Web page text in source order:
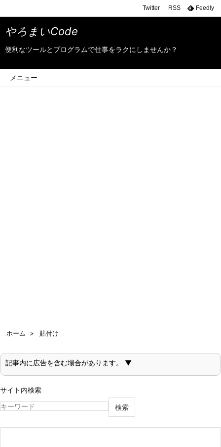
やろまいCode
便利なツールとプログラムで仕事をラクにしませんか？
メニュー
Twitter RSS Feedly
ホーム > 貼付け
記事内に広告を含む場合があります。 ▼
サイト内検索
検索